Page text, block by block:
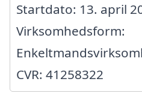
Startdato: 13. april
Virksomhedsform:
CVR: 41258322